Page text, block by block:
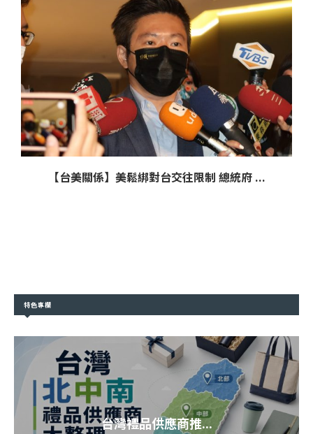
【台美關係】美鬆綁對台交往限制 總統府 ...
特色專欄
台灣禮品供應商推...